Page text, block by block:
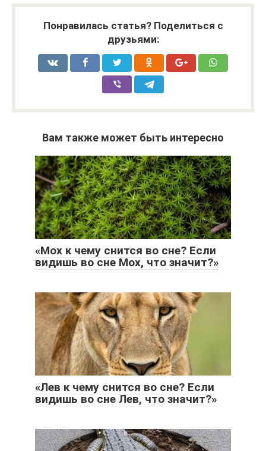
Понравилась статья? Поделиться с
друзьями:
Вам также может быть интересно
«Мох к чему снится во сне? Если
видишь во сне Мох, что значит?»
«Лев к чему снится во сне? Если
видишь во сне Лев, что значит?»